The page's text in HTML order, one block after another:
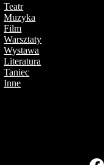
Teatr
Muzyka
Film
Warsztaty
Wystawa
Literatura
Taniec
Inne